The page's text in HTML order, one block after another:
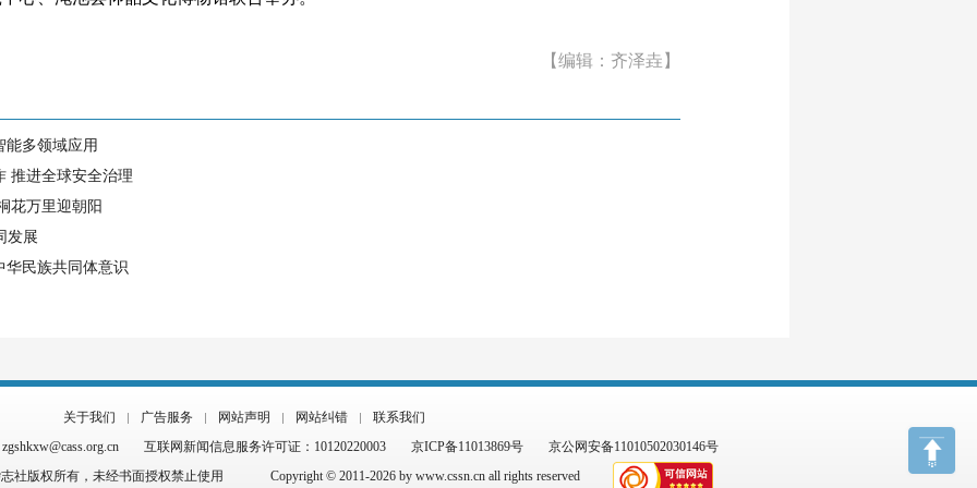
【编辑：齐泽垚】
能多领域应用
推进全球安全治理
花万里迎朝阳
发展
华民族共同体意识
关于我们 广告服务 网站声明 网站纠错
联系我们
互联网新闻信息服务许可证：10120220003 京ICP备11013869号
京公网安备11010502030146号
社版权所有，未经书面授权禁止使用
Copyright © 2011-2026 by www.cssn.cn all rights reserved